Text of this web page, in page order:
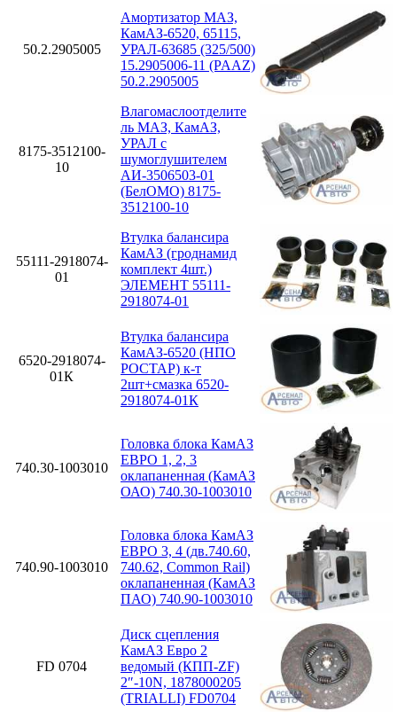
50.2.2905005
Амортизатор МАЗ,
КамАЗ-6520, 65115,
УРАЛ-63685 (325/500)
15.2905006-11 (PAAZ)
50.2.2905005
8175-3512100-
10
Влагомаслоотделите
ль МАЗ, КамАЗ,
УРАЛ с
шумоглушителем
АИ-3506503-01
(БелОМО) 8175-
3512100-10
55111-2918074-
01
Втулка балансира
КамАЗ (гроднамид
комплект 4шт.)
ЭЛЕМЕНТ 55111-
2918074-01
6520-2918074-
01К
Втулка балансира
КамАЗ-6520 (НПО
РОСТАР) к-т
2шт+смазка 6520-
2918074-01К
740.30-1003010
Головка блока КамАЗ
ЕВРО 1, 2, 3
оклапаненная (КамАЗ
ОАО) 740.30-1003010
740.90-1003010
Головка блока КамАЗ
ЕВРО 3, 4 (дв.740.60,
740.62, Common Rail)
оклапаненная (КамАЗ
ПАО) 740.90-1003010
FD 0704
Диск сцепления
КамАЗ Евро 2
ведомый (КПП-ZF)
2″-10N, 1878000205
(TRIALLI) FD0704